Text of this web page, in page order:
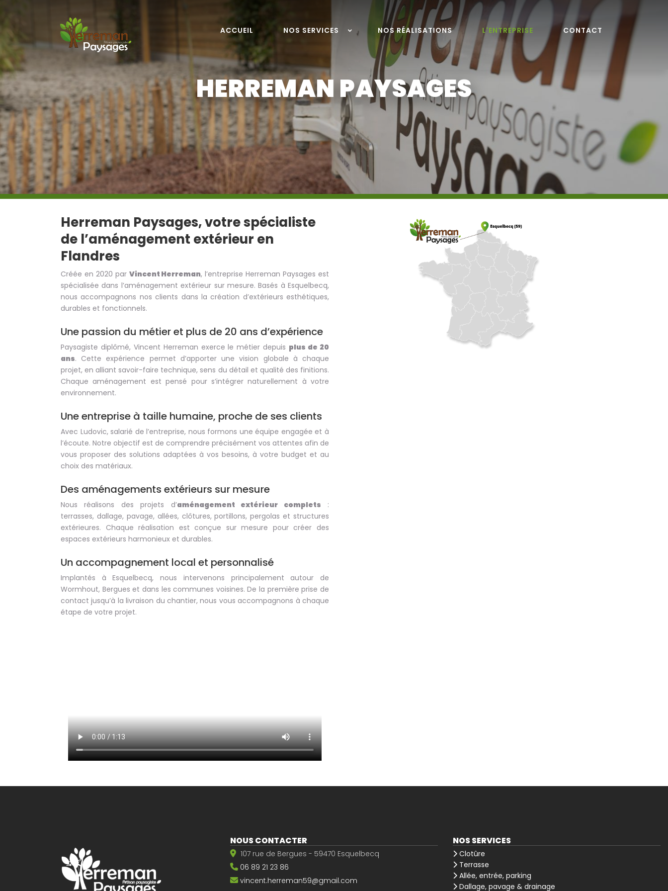
ACCUEIL NOS SERVICES NOS RÉALISATIONS L'ENTREPRISE CONTACT
HERREMAN PAYSAGES
Herreman Paysages, votre spécialiste
de l’aménagement extérieur en
Flandres
Créée en 2020 par Vincent Herreman, l’entreprise Herreman Paysages est
spécialisée dans l’aménagement extérieur sur mesure. Basés à Esquelbecq,
nous accompagnons nos clients dans la création d’extérieurs esthétiques,
durables et fonctionnels.
Une passion du métier et plus de 20 ans d’expérience
Paysagiste diplômé, Vincent Herreman exerce le métier depuis plus de 20
ans. Cette expérience permet d’apporter une vision globale à chaque
projet, en alliant savoir-faire technique, sens du détail et qualité des finitions.
Chaque aménagement est pensé pour s’intégrer naturellement à votre
environnement.
Une entreprise à taille humaine, proche de ses clients
Avec Ludovic, salarié de l’entreprise, nous formons une équipe engagée et à
l’écoute. Notre objectif est de comprendre précisément vos attentes afin de
vous proposer des solutions adaptées à vos besoins, à votre budget et au
choix des matériaux.
Des aménagements extérieurs sur mesure
Nous réalisons des projets d’aménagement extérieur complets :
terrasses, dallage, pavage, allées, clôtures, portillons, pergolas et structures
extérieures. Chaque réalisation est conçue sur mesure pour créer des
espaces extérieurs harmonieux et durables.
Un accompagnement local et personnalisé
Implantés à Esquelbecq, nous intervenons principalement autour de
Wormhout, Bergues et dans les communes voisines. De la première prise de
contact jusqu’à la livraison du chantier, nous vous accompagnons à chaque
étape de votre projet.
NOUS CONTACTER
107 rue de Bergues - 59470 Esquelbecq
06 89 21 23 86
vincent.herreman59@gmail.com
NOS SERVICES
Clotûre
Terrasse
Allée, entrée, parking
Dallage, pavage & drainage